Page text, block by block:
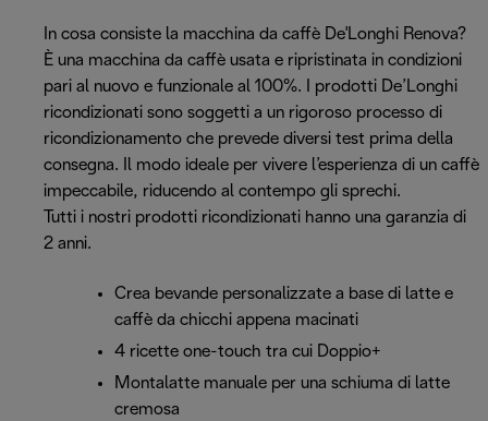
In cosa consiste la macchina da caffè De'Longhi Renova?
È una macchina da caffè usata e ripristinata in condizioni
pari al nuovo e funzionale al 100%. I prodotti De’Longhi
ricondizionati sono soggetti a un rigoroso processo di
ricondizionamento che prevede diversi test prima della
consegna. Il modo ideale per vivere l’esperienza di un caffè
impeccabile, riducendo al contempo gli sprechi.
Tutti i nostri prodotti ricondizionati hanno una garanzia di
2 anni.
Crea bevande personalizzate a base di latte e
caffè da chicchi appena macinati
4 ricette one-touch tra cui Doppio+
Montalatte manuale per una schiuma di latte
cremosa